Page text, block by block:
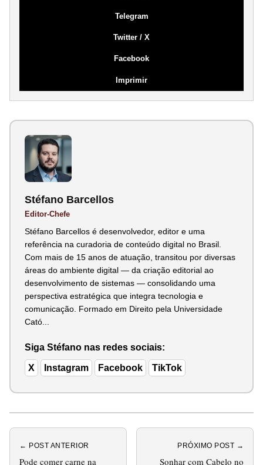
Telegram
Twitter / X
Facebook
Imprimir
Stéfano Barcellos
Editor-Chefe
Stéfano Barcellos é desenvolvedor, editor e uma
referência na curadoria de conteúdo digital no Brasil.
Com mais de 15 anos de atuação, transitou por diversas
áreas do ambiente digital — da criação editorial ao
desenvolvimento de sistemas — consolidando uma
perspectiva estratégica que integra tecnologia e
comunicação. Formado em Direito pela Universidade
Cató...
Siga Stéfano nas redes sociais:
X Instagram Facebook TikTok
← POST ANTERIOR
Pode comer carne na
PRÓXIMO POST →
Sonhar com Cabelo no